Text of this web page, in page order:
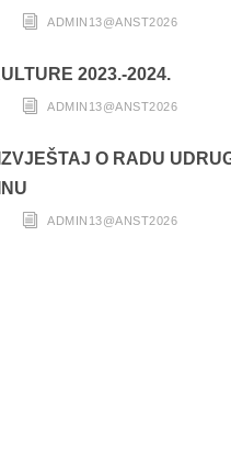
ADMIN13@ANST2026
2023.-2024.
ADMIN13@ANST2026
O RADU
ADMIN13@ANST2026